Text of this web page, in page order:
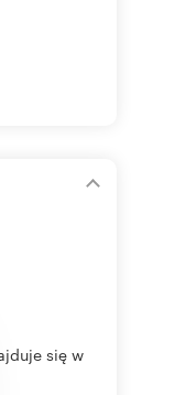
się w